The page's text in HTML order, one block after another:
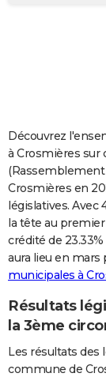
Carte de Noël
Carte Bonne année
Carte Saint-
Carte Pâques
Carte
DICTIONNAIRE
Dictionnaire
Biographies
Citations
Expressions
Proverbes
COPAINS D'AVANT
S'inscrire
Se connecter
Lycées
Collèges
Primaires
Universités
Entreprises
Service militaire
Avis de recherche
AVIS DE DÉCÈS
FORUM
Bricolage
Lifestyle
Culture
Sport
Auto
Television
Voyage
Cinema
Découvrez
à Crosmières sur
(Rassemblement
Crosmières en
législatives. Avec
la tête au
crédité de
aura lieu en mars
municipales à
Résultats
la 3ème
Les résultats des
commune de